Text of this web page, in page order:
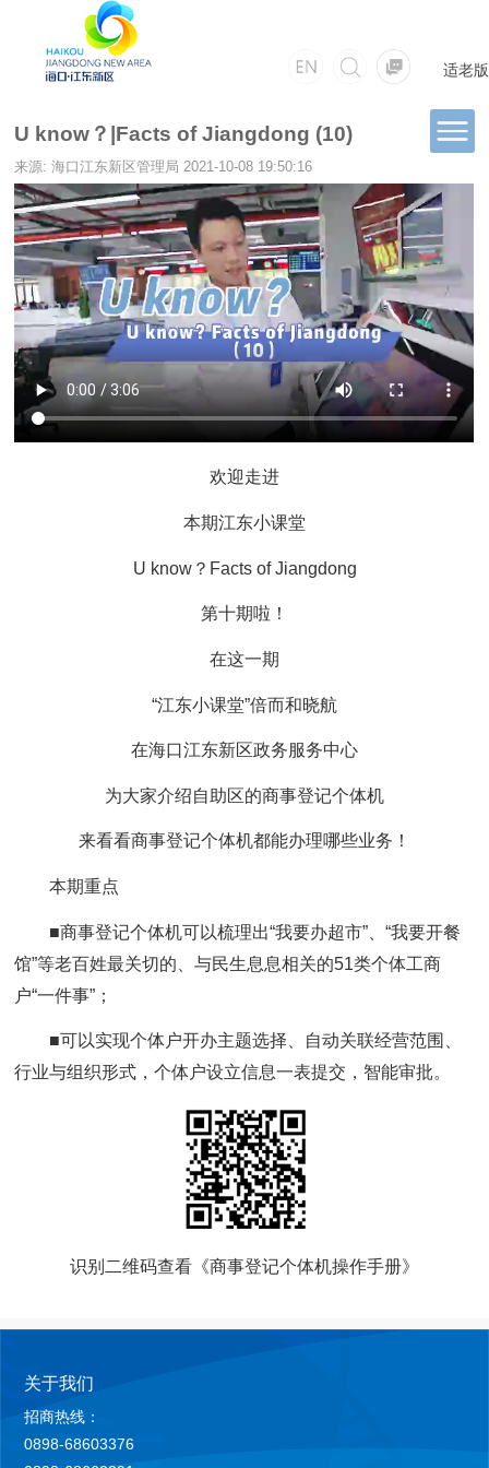
适老版
U know？|Facts of Jiangdong (10)
来源: 海口江东新区管理局 2021-10-08 19:50:16
欢迎走进
本期江东小课堂
U know？Facts of Jiangdong
第十期啦！
在这一期
“江东小课堂”倍而和晓航
在海口江东新区政务服务中心
为大家介绍自助区的商事登记个体机
来看看商事登记个体机都能办理哪些业务！
本期重点
■商事登记个体机可以梳理出“我要办超市”、“我要开餐
馆”等老百姓最关切的、与民生息息相关的51类个体工商
户“一件事”；
■可以实现个体户开办主题选择、自动关联经营范围、
行业与组织形式，个体户设立信息一表提交，智能审批。
识别二维码查看《商事登记个体机操作手册》
关于我们
招商热线：
0898-68603376